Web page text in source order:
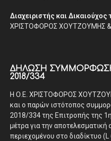
Διαχειριστής και
ΧΡΙΣΤΟΦΟΡΟΣ ΧΟΥΤΖΟΥΜΗΣ &
ΔΉΛΩΣΗ
2018/334
Η Ο.Ε. ΧΡΙΣΤΟΦΟΡΟΣ
και ο παρών ιστότοπος
2018/334 της Επιτροπής της
μέτρα για την
περιεχομένου στο διαδίκτυο